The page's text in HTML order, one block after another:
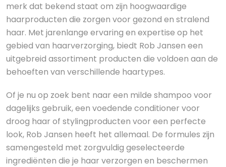
merk dat bekend staat om zijn hoogwaardige
haarproducten die zorgen voor gezond en stralend
haar. Met jarenlange ervaring en expertise op het
gebied van haarverzorging, biedt Rob Jansen een
uitgebreid assortiment producten die voldoen aan de
behoeften van verschillende haartypes.
Of je nu op zoek bent naar een milde shampoo voor
dagelijks gebruik, een voedende conditioner voor
droog haar of stylingproducten voor een perfecte
look, Rob Jansen heeft het allemaal. De formules zijn
samengesteld met zorgvuldig geselecteerde
ingrediënten die je haar verzorgen en beschermen